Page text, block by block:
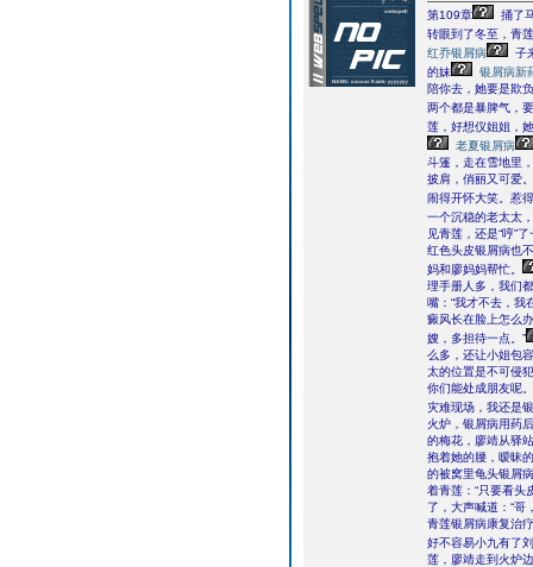
第109章
捅了
转眼到了冬至，青
红乔银屑病
子
的妹
银屑病新
陪你去，她要是欺
两个都是暴脾气，
莲，好想仪姐姐，
老夏银屑病
斗篷，走在雪地里
披肩，俏丽又可爱
闹得开怀大笑。惹
一个沉稳的老太太
见青莲，还是“哼”
红色头皮银屑病也
妈和廖妈妈帮忙。
理手册人多，我们
嘴：“我才不去，我
癜风长在脸上怎么
嫂，多担待一点。”
么多，还让小姐包
太的位置是不可侵
你们能处成朋友呢
灾难现场，我还是
火炉，银屑病用药
的梅花，廖靖从驿
抱着她的腰，暧昧
的被窝里龟头银屑
着青莲：“只要看头
了，大声喊道：“哥
青莲银屑病康复治
好不容易小九有了
莲，廖靖走到火炉